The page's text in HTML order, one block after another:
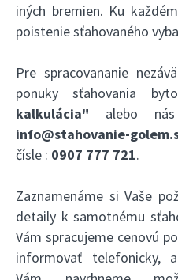
iných bremien. Ku
poistenie sťahovaného
Pre spracovananie
ponuky sťahovania
kalkulácia" alebo nás
info@stahovanie-
čísle : 0907 777 721.
Zaznamenáme si Vaše
detaily k samotnému
Vám spracujeme cenovú
informovať telefonicky,